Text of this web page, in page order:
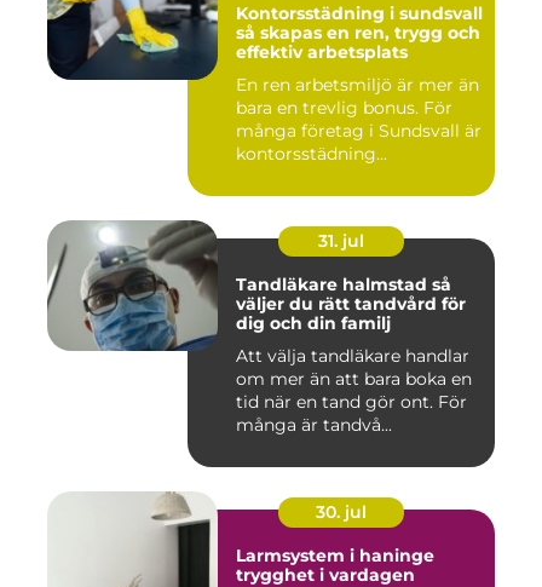
Kontorsstädning i sundsvall
så skapas en ren, trygg och
effektiv arbetsplats
En ren arbetsmiljö är mer än
bara en trevlig bonus. För
många företag i Sundsvall är
kontorsstädning...
31. jul
Tandläkare halmstad så
väljer du rätt tandvård för
dig och din familj
Att välja tandläkare handlar
om mer än att bara boka en
tid när en tand gör ont. För
många är tandvå...
30. jul
Larmsystem i haninge
trygghet i vardagen